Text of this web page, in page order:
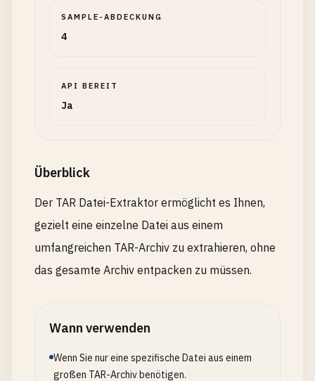
SAMPLE-ABDECKUNG
4
API BEREIT
Ja
Überblick
Der TAR Datei-Extraktor ermöglicht es Ihnen,
gezielt eine einzelne Datei aus einem
umfangreichen TAR-Archiv zu extrahieren, ohne
das gesamte Archiv entpacken zu müssen.
Wann verwenden
Wenn Sie nur eine spezifische Datei aus einem
großen TAR-Archiv benötigen.